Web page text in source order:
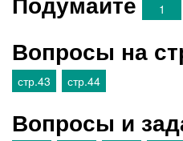
1
Вопросы на
стр.43
стр.44
Вопросы и